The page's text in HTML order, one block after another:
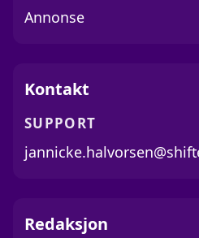
Annonse
Kontakt
SUPPORT
Redaksjon